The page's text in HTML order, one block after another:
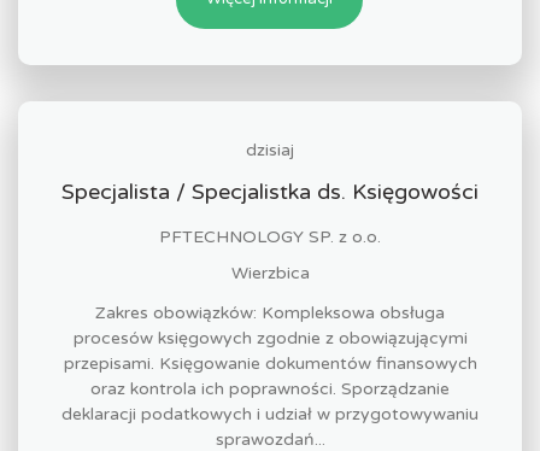
dzisiaj
Specjalista / Specjalistka ds. Księgowości
PFTECHNOLOGY SP. z o.o.
Wierzbica
Zakres obowiązków: Kompleksowa obsługa
procesów księgowych zgodnie z obowiązującymi
przepisami. Księgowanie dokumentów finansowych
oraz kontrola ich poprawności. Sporządzanie
deklaracji podatkowych i udział w przygotowywaniu
sprawozdań...